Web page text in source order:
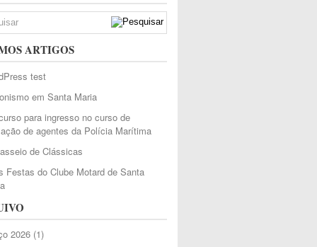
ARTIGOS
test
em Santa Maria
para ingresso no curso de
de agentes da Polícia Marítima
de Clássicas
Festas do Clube Motard de Santa
2026(1)